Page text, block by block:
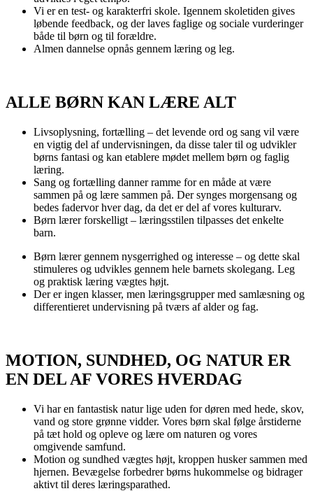
Vi er en test- og karakterfri skole. Igennem skoletiden gives
løbende feedback, og der laves faglige og sociale vurderinger
både til børn og til forældre.
Almen dannelse opnås gennem læring og leg.
ALLE BØRN KAN LÆRE ALT
Livsoplysning, fortælling – det levende ord og sang vil være
en vigtig del af undervisningen, da disse taler til og udvikler
børns fantasi og kan etablere mødet mellem børn og faglig
læring.
Sang og fortælling danner ramme for en måde at være
sammen på og lære sammen på. Der synges morgensang og
bedes fadervor hver dag, da det er del af vores kulturarv.
Børn lærer forskelligt – læringsstilen tilpasses det enkelte
barn.
Børn lærer gennem nysgerrighed og interesse – og dette skal
stimuleres og udvikles gennem hele barnets skolegang. Leg
og praktisk læring vægtes højt.
Der er ingen klasser, men læringsgrupper med samlæsning og
differentieret undervisning på tværs af alder og fag.
MOTION, SUNDHED, OG NATUR ER
EN DEL AF VORES HVERDAG
Vi har en fantastisk natur lige uden for døren med hede, skov,
vand og store grønne vidder. Vores børn skal følge årstiderne
på tæt hold og opleve og lære om naturen og vores
omgivende samfund.
Motion og sundhed vægtes højt, kroppen husker sammen med
hjernen. Bevægelse forbedrer børns hukommelse og bidrager
aktivt til deres læringsparathed.